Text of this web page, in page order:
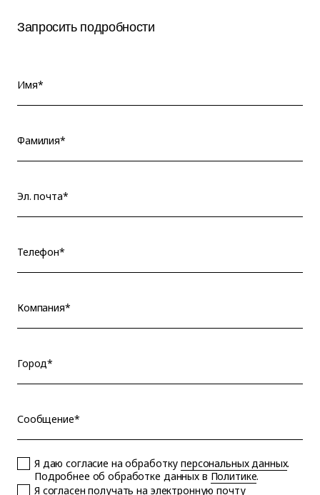
Запросить подробности
Имя*
Фамилия*
Эл. почта*
Телефон*
Компания*
Город*
Сообщение*
Я даю согласие на обработкуперсональных данных.
Подробнее об обработке данных в Политике.
Я согласен получать на электронную почту